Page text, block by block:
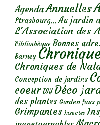
AgendaAnnuelles
Strasbourg... Au jardin
L'Association des
Bibliothèque Bonnes
Barney
Chroniques de
Conception de jardins
coeur DIY Déco
des plantes Garden faux
Grimpantes Insectes